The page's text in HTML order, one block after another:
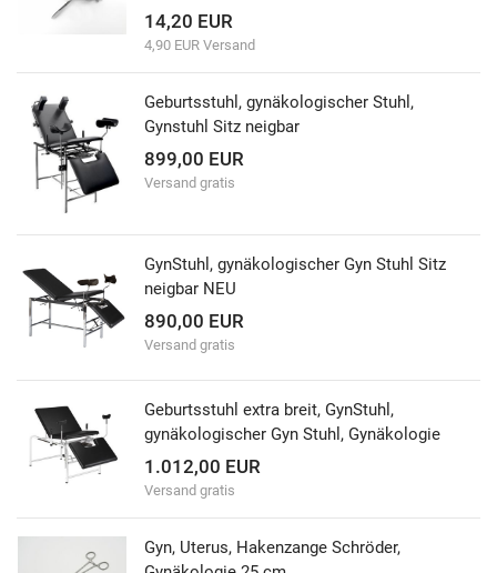
14,20 EUR
4,90 EUR Versand
Geburtsstuhl, gynäkologischer Stuhl,
Gynstuhl Sitz neigbar
899,00 EUR
Versand gratis
GynStuhl, gynäkologischer Gyn Stuhl Sitz
neigbar NEU
890,00 EUR
Versand gratis
Geburtsstuhl extra breit, GynStuhl,
gynäkologischer Gyn Stuhl, Gynäkologie
1.012,00 EUR
Versand gratis
Gyn, Uterus, Hakenzange Schröder,